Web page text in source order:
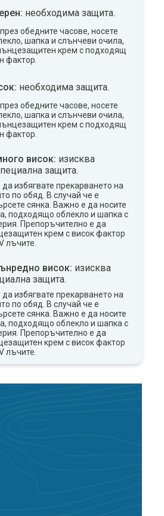
необходима защита.
обедните часове, носете
шапка и слънчеви очила,
крем с подходящ
фактор.
необходима защита.
обедните часове, носете
шапка и слънчеви очила,
крем с подходящ
фактор.
висок: изисква
защита.
избягвате прекарването на
по обяд. В случай че е
сянка. Важно е да носите
подходящо облекло и шапка с
Препоръчително е да
крем с висок фактор
лъчите.
висок: изисква
защита.
избягвате прекарването на
по обяд. В случай че е
сянка. Важно е да носите
подходящо облекло и шапка с
Препоръчително е да
крем с висок фактор
лъчите.